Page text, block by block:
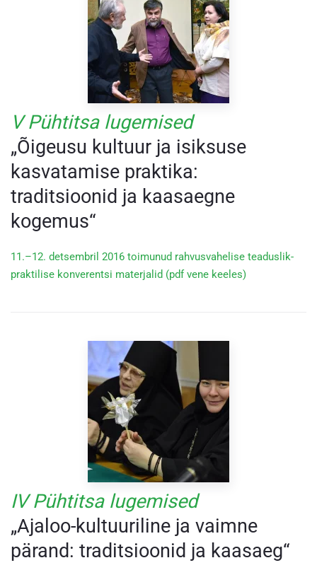
V Pühtitsa lugemised
„Õigeusu kultuur ja isiksuse
kasvatamise praktika:
traditsioonid ja kaasaegne
kogemus“
11.–12. detsembril 2016 toimunud rahvusvahelise teaduslik-
praktilise konverentsi materjalid (pdf vene keeles)
IV Pühtitsa lugemised
„Ajaloo-kultuuriline ja vaimne
pärand: traditsioonid ja kaasaeg“